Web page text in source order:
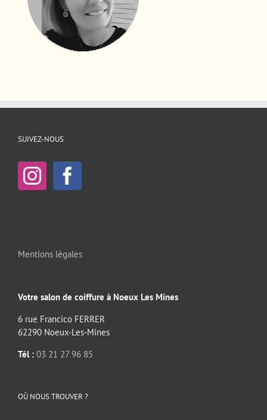
SUIVEZ-NOUS
Mentions légales
Votre salon de coiffure à Noeux Les Mines
6 rue Francico FERRER
62290 Noeux-Les-Mines
Tél : 03 21 27 96 85
OÙ NOUS TROUVER ?